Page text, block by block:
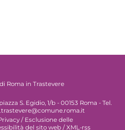
Roma in Trastevere
S. Egidio, 1/b - 00153 Roma - Tel.
/ Esclusione delle
del sito web / XML-rss